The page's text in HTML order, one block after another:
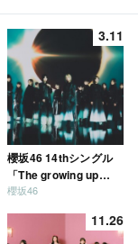
3.11
櫻坂46 14thシングル
「The growing up
train」
櫻坂46
11.26